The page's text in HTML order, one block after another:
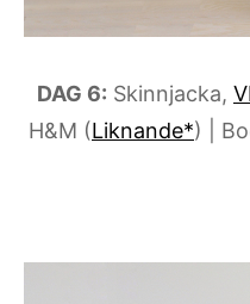
DAG 6: Skinnjacka,
H&M (Liknande*) |